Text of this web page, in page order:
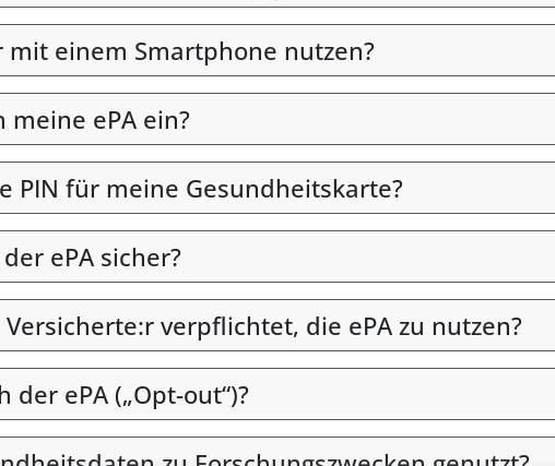
mit einem Smartphone nutzen?
meine ePA ein?
PIN für meine Gesundheitskarte?
ePA sicher?
verpflichtet, die ePA zu nutzen?
ePA („Opt-out“)?